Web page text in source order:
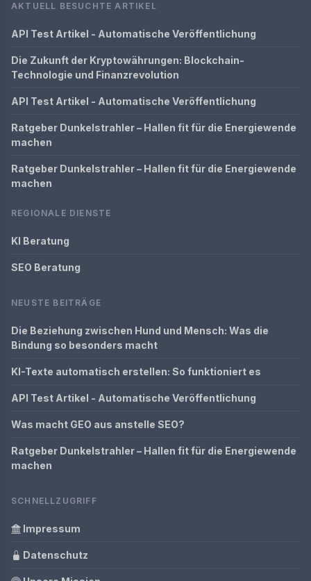
AKTUELL BESUCHTE ARTIKEL
API Test Artikel - Automatische Veröffentlichung
Die Zukunft der Kryptowährungen: Blockchain-
Technologie und Finanzrevolution
API Test Artikel - Automatische Veröffentlichung
Ratgeber Dunkelstrahler – Hallen fit für die Energiewende
machen
Ratgeber Dunkelstrahler – Hallen fit für die Energiewende
machen
REGIONALE DIENSTE
KI Beratung
SEO Beratung
NEUSTE BEITRÄGE
Die Beziehung zwischen Hund und Mensch: Was die
Bindung so besonders macht
KI-Texte automatisch erstellen: So funktioniert es
API Test Artikel - Automatische Veröffentlichung
Was macht GEO aus anstelle SEO?
Ratgeber Dunkelstrahler – Hallen fit für die Energiewende
machen
SCHNELLZUGRIFF
Impressum
Datenschutz